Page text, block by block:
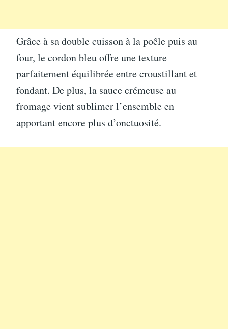
Grâce à sa double cuisson à la poêle puis au
four, le cordon bleu offre une texture
parfaitement équilibrée entre croustillant et
fondant. De plus, la sauce crémeuse au
fromage vient sublimer l’ensemble en
apportant encore plus d’onctuosité.